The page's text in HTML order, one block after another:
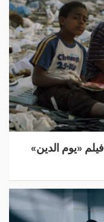
«يوم الدين»